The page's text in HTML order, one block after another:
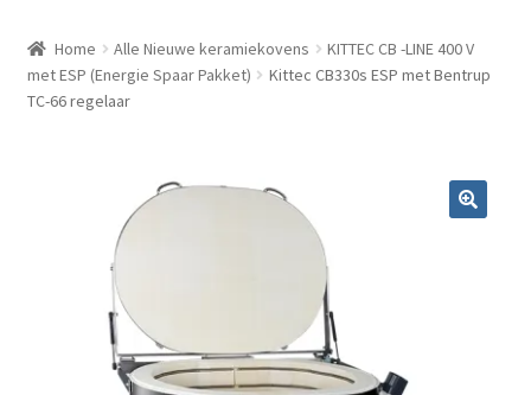
WIERINGERWERF
Homepagina
Mijn account
Informatie
Home Alle Nieuwe keramiekovens
KITTEC CB -LINE 400 V
met ESP (Energie Spaar Pakket)
Kittec CB330s ESP met Bentrup
TC-66 regelaar